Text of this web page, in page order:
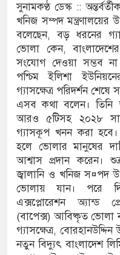
অভাবে অনিশ্চয়তায় হাওরের
মাধ্যমিকেই
সম্মেলন রফিকুল ইসলামের
দিবস
সংকট চুলা জ্বলে না, পাম্পে
নিয়েছে দালাল চক্র
পরিষদের সম্প্রসারিত
তৎপরতা চালানোর মুরোদ
সুনামকণ্ঠ ডেস্ক ::
খনিজ সম্পদ মন্ত্রণালয়ের
বলেছেন, বড় ধরনের
ভোলা কেন,
সংযোগ দেওয়া সম্ভব
পশ্চিম ইলিশা
গ্যাসক্ষেত্র পরিদর্শন
এসব কথা বলেন।
আরও ৫টিসহ ২০২৮
গ্যাসকূপ খনন করা
হলে ভোলার মানুষের
আশ্বাস প্রদান করেন।
জ্বালানি ও খনিজ স¤পদ
ভোলায় যান। পরে
এক্সপ্লোরেশন অ্যান্ড
(বাপেক্স) আবিষ্কৃত ভোলা
গ্যাসক্ষেত্র,
নতুন বিদ্যুৎ বাংলাদেশ